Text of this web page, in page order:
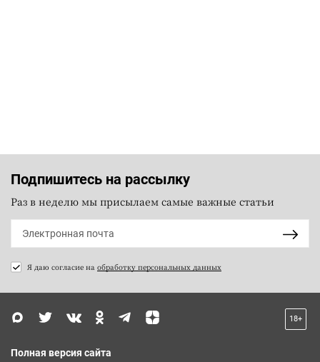
Подпишитесь на рассылку
Раз в неделю мы присылаем самые важные статьи
Я даю согласие на обработку персональных данных
18+
Полная версия сайта